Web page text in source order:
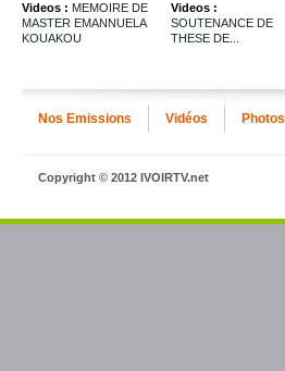
Videos : MEMOIRE DE
MASTER EMANNUELA
KOUAKOU
Videos :
SOUTENANCE DE
THESE DE...
Nos Emissions Vidéos Photos
Copyright © 2012 IVOIRTV.net